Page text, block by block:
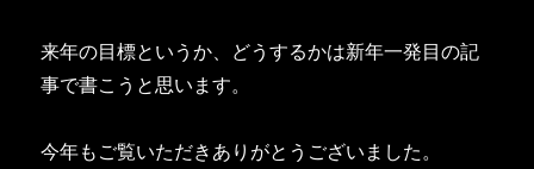
来年の目標というか、どうするかは新年一発目の記
事で書こうと思います。
今年もご覧いただきありがとうございました。